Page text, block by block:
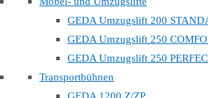
GEDA Umzugslift 200
GEDA Umzugslift 250
GEDA Umzugslift 250
Transportbühnen